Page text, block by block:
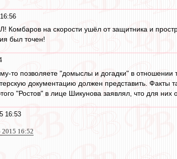
на скорости ушёл от защитника и
был точен!
то позволяете "домыслы и догадки" в
документацию должен представить.
"Ростов" в лице Шикунова заявлял, что для них
16:53
2015 16:52